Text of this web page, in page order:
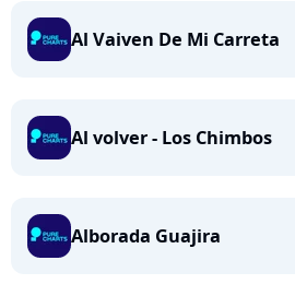
Al Vaiven De Mi Carreta
Al volver - Los Chimbos
Alborada Guajira